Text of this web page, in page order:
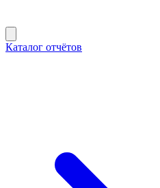
Каталог отчётов